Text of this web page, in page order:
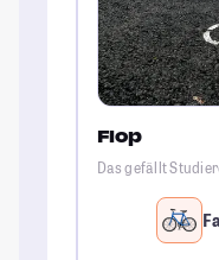
Flop
Das gefällt